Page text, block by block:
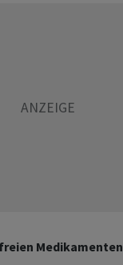
Medikamenten